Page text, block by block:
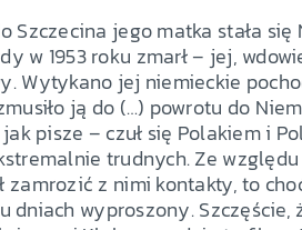
Szczecina jego matka stała
w 1953 roku zmarł – jej,
Wytykano jej niemieckie
ją do (…) powrotu do
pisze – czuł się Polakiem i
trudnych. Ze
zamrozić z nimi kontakty, to
dniach wyproszony.